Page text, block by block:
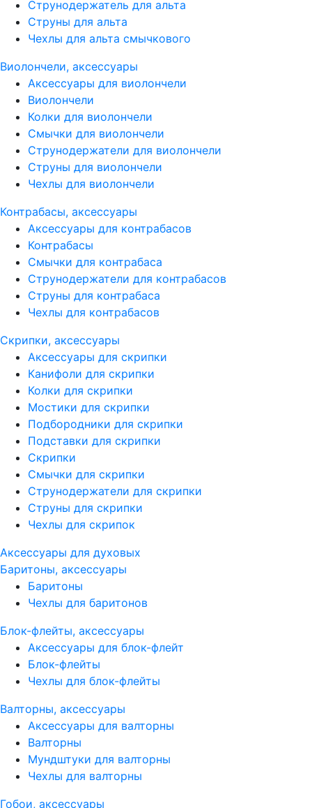
Струнодержатель для альта
Струны для альта
Чехлы для альта смычкового
Виолончели, аксессуары
Аксессуары для виолончели
Виолончели
Колки для виолончели
Смычки для виолончели
Струнодержатели для виолончели
Струны для виолончели
Чехлы для виолончели
Контрабасы, аксессуары
Аксессуары для контрабасов
Контрабасы
Смычки для контрабаса
Струнодержатели для контрабасов
Струны для контрабаса
Чехлы для контрабасов
Скрипки, аксессуары
Аксессуары для скрипки
Канифоли для скрипки
Колки для скрипки
Мостики для скрипки
Подбородники для скрипки
Подставки для скрипки
Скрипки
Смычки для скрипки
Струнодержатели для скрипки
Струны для скрипки
Чехлы для скрипок
Аксессуары для духовых
Баритоны, аксессуары
Баритоны
Чехлы для баритонов
Блок-флейты, аксессуары
Аксессуары для блок-флейт
Блок-флейты
Чехлы для блок-флейты
Валторны, аксессуары
Аксессуары для валторны
Валторны
Мундштуки для валторны
Чехлы для валторны
Гобои, аксессуары